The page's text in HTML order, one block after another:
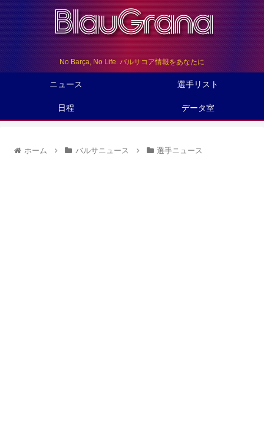
No Barça, No Life. バルサコア情報をあなたに
ニュース 選手リスト
日程 データ室
ホーム バルサニュース 選手ニュース